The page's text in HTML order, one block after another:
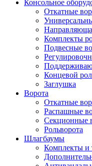
Консольное
Откатные
Комплекты
Подвесные
Концевой
Заглушка
Ворота
Откатные
Распашные
Секционные
Рольворота
Шлагбаумы
Комплекты и